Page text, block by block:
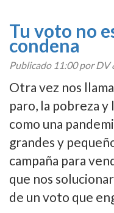
Tu voto no
condena
Publicado 11:00por DV
Otra vez nos
paro, la pobreza y
como una
grandes y
campaña para
que nos
de un voto que